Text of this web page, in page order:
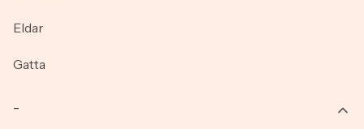
Eldar
Gatta